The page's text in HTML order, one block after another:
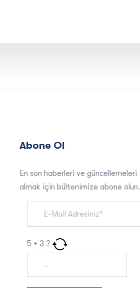
Abone Ol
En son haberleri ve güncellemeleri
almak için bültenimize abone olun.
5 + 3 ?